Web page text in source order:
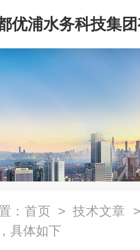
优浦水务科技集
： 首页 > 技术文章
具体如下